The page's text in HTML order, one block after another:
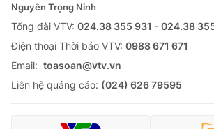
Nguyễn Trọng Ninh
Tổng đài VTV: 024.38 355 931 - 024.38
Ðiện thoại Thời báo VTV: 0988 671 671
Email: toasoan@vtv.vn
Liên hệ quảng cáo: (024) 626 79595